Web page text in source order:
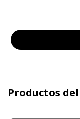
Productos